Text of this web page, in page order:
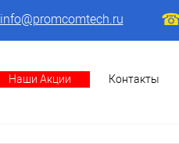
info@promcomtech.ru
Наши Акции Контакты